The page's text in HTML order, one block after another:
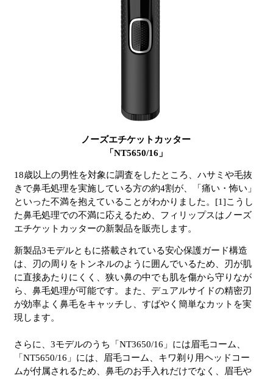
ノーズエチケットカッター
「NT5650/16」
18歳以上の男性を対象に調査をしたところ、ハサミや毛抜
きで鼻毛処理を実施している方の約4割が、「痛い・怖い」
といった不満を抱えていることがわかりました。[1]こうし
た鼻毛処理での不満に応えるため、フィリップスはノーズ
エチケットカッターの新製品を販売します。
新製品3モデルともに搭載されている安心保護ガード構造
は、刃の周りをトンネルのように囲んでいるため、刃が肌
に直接あたりにくく、狭い鼻の中でも肌を傷から守りなが
ら、鼻毛処理が可能です。また、デュアルサイドの精密刃
が効率よく鼻毛をキャッチし、すばやく簡単なカットを実
現します。
さらに、3モデルのうち「NT3650/16」には眉毛コーム、
「NT5650/16」には、眉毛コーム、キワ剃り用ヘッドコー
ムが付属されるため、鼻毛のお手入れだけでなく、眉毛や